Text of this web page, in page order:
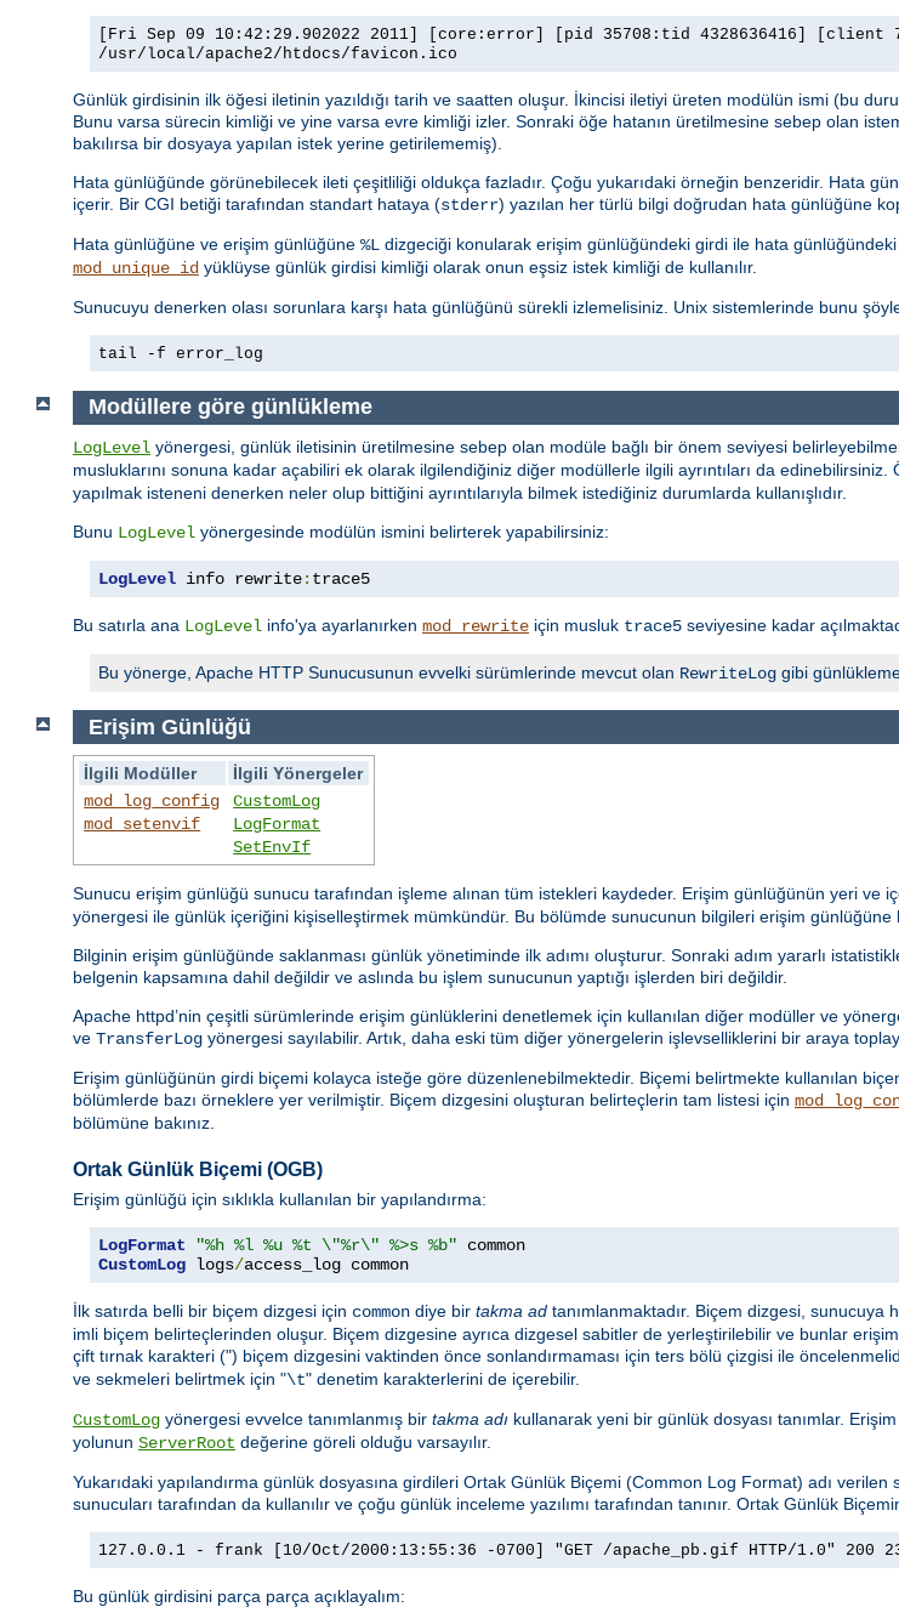
[Fri Sep 09 10:42:29.902022 2011] [core:error] [pid 35708:tid 4328636416] [client
/usr/local/apache2/htdocs/favicon.ico
Günlük girdisinin ilk öğesi iletinin yazıldığı tarih ve saatten oluşur. İkincisi iletiyi üreten modülün ismi (bu
Bunu varsa sürecin kimliği ve yine varsa evre kimliği izler. Sonraki öğe hatanın üretilmesine sebep olan
bakılırsa bir dosyaya yapılan istek yerine getirilememiş).
Hata günlüğünde görünebilecek ileti çeşitliliği oldukça fazladır. Çoğu yukarıdaki örneğin benzeridir. Hata
içerir. Bir CGI betiği tarafından standart hataya (stderr) yazılan her türlü bilgi doğrudan hata günlüğüne
Hata günlüğüne ve erişim günlüğüne %L dizgeciği konularak erişim günlüğündeki girdi ile hata
mod_unique_id yüklüyse günlük girdisi kimliği olarak onun eşsiz istek kimliği de kullanılır.
Sunucuyu denerken olası sorunlara karşı hata günlüğünü sürekli izlemelisiniz. Unix sistemlerinde bunu
tail -f error_log
Modüllere göre günlükleme
LogLevel yönergesi, günlük iletisinin üretilmesine sebep olan modüle bağlı bir önem seviyesi
musluklarını sonuna kadar açabiliri ek olarak ilgilendiğiniz diğer modüllerle ilgili ayrıntıları da edinebilirsiniz.
yapılmak isteneni denerken neler olup bittiğini ayrıntılarıyla bilmek istediğiniz durumlarda kullanışlıdır.
Bunu LogLevel yönergesinde modülün ismini belirterek yapabilirsiniz:
LogLevel info rewrite: trace5
Bu satırla ana LogLevel info'ya ayarlanırken mod_rewrite için musluk trace5 seviyesine kadar
Bu yönerge, Apache HTTP Sunucusunun evvelki sürümlerinde mevcut olan RewriteLog gibi
Erişim Günlüğü
İlgili Modüller
İlgili Yönergeler
mod_log_config
mod_setenvif
CustomLog
LogFormat
SetEnvIf
Sunucu erişim günlüğü sunucu tarafından işleme alınan tüm istekleri kaydeder. Erişim günlüğünün yeri ve
yönergesi ile günlük içeriğini kişiselleştirmek mümkündür. Bu bölümde sunucunun bilgileri erişim günlüğüne
Bilginin erişim günlüğünde saklanması günlük yönetiminde ilk adımı oluşturur. Sonraki adım yararlı
belgenin kapsamına dahil değildir ve aslında bu işlem sunucunun yaptığı işlerden biri değildir.
Apache httpd’nin çeşitli sürümlerinde erişim günlüklerini denetlemek için kullanılan diğer modüller ve
ve TransferLog yönergesi sayılabilir. Artık, daha eski tüm diğer yönergelerin işlevselliklerini bir araya
Erişim günlüğünün girdi biçemi kolayca isteğe göre düzenlenebilmektedir. Biçemi belirtmekte kullanılan
bölümlerde bazı örneklere yer verilmiştir. Biçem dizgesini oluşturan belirteçlerin tam listesi için
bölümüne bakınız.
Ortak Günlük Biçemi (OGB)
Erişim günlüğü için sıklıkla kullanılan bir yapılandırma:
LogFormat "%h %l %u %t \"%r\" %>s %b"
CustomLog logs/access_log common
İlk satırda belli bir biçem dizgesi için common diye bir takma ad tanımlanmaktadır. Biçem dizgesi, sunucuya
imli biçem belirteçlerinden oluşur. Biçem dizgesine ayrıca dizgesel sabitler de yerleştirilebilir ve bunlar
çift tırnak karakteri (") biçem dizgesini vaktinden önce sonlandırmaması için ters bölü çizgisi ile
ve sekmeleri belirtmek için "\t" denetim karakterlerini de içerebilir.
CustomLog yönergesi evvelce tanımlanmış bir takma adı kullanarak yeni bir günlük dosyası tanımlar.
yolunun ServerRoot değerine göreli olduğu varsayılır.
Yukarıdaki yapılandırma günlük dosyasına girdileri Ortak Günlük Biçemi (Common Log Format) adı
sunucuları tarafından da kullanılır ve çoğu günlük inceleme yazılımı tarafından tanınır. Ortak Günlük
127.0.0.1 - frank [10/Oct/2000:13:55:36 -0700] "GET /apache_pb.gif HTTP/1.0" 200
Bu günlük girdisini parça parça açıklayalım: